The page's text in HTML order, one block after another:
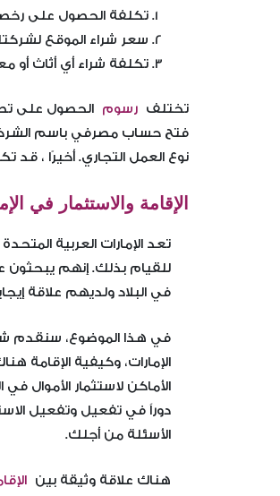
تكلفة الحصول على
سعر شراء الموقع
تكلفة شراء أي أثاث أو
تختلف رسوم الحصول على
فتح حساب مصرفي باسم الشركة
نوع العمل التجاري. أخيرًا ،
الإقامة والاستثمار في
تعد الإمارات العربية المتحدة
للقيام بذلك. إنهم
في البلاد ولديهم علاقة
في هذا الموضوع، سنقدم
الإمارات، وكيفية الإقامة
الأماكن لاستثمار الأموال
دوراً في تفعيل وتفعيل
الأسئلة من أجلك.
هناك علاقة وثيقة بين